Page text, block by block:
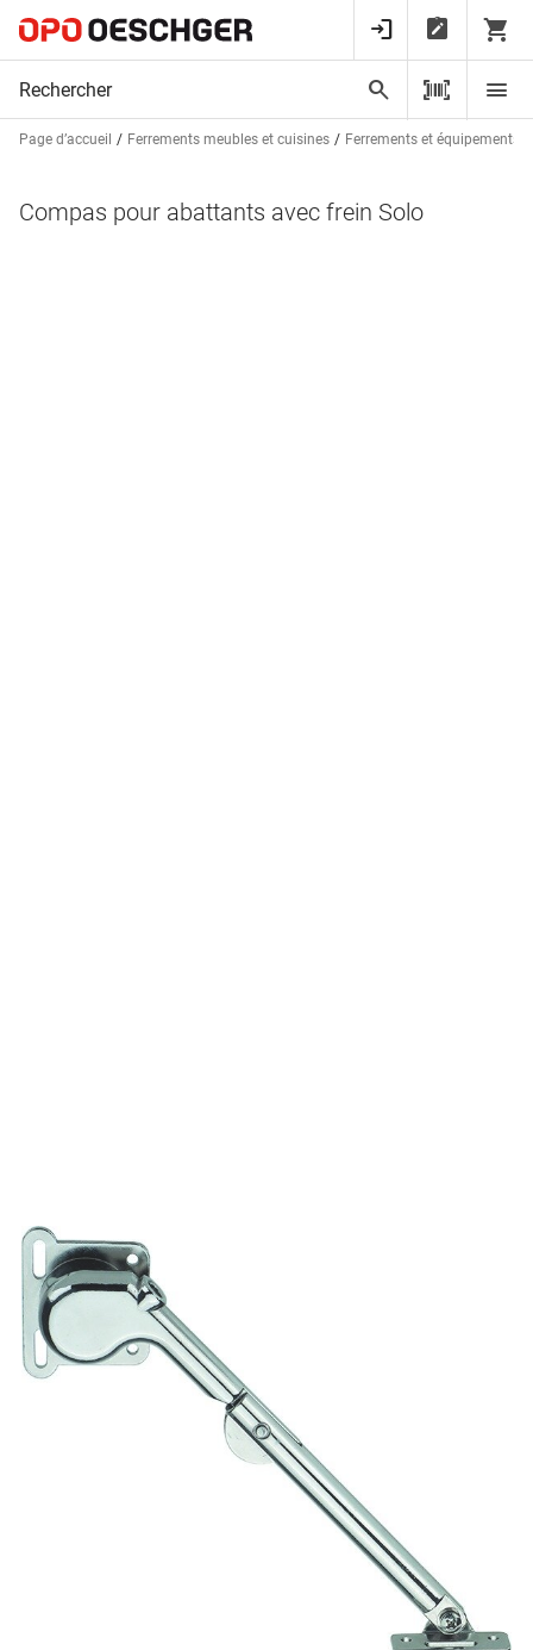
Page d’accueil Ferrements meubles et cuisines Ferrements et équipements
Compas pour abattants avec frein Solo